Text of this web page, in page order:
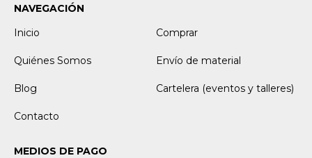
NAVEGACIÓN
Inicio
Comprar
Quiénes Somos Envío de material
Blog Cartelera (eventos y talleres)
Contacto
MEDIOS DE PAGO